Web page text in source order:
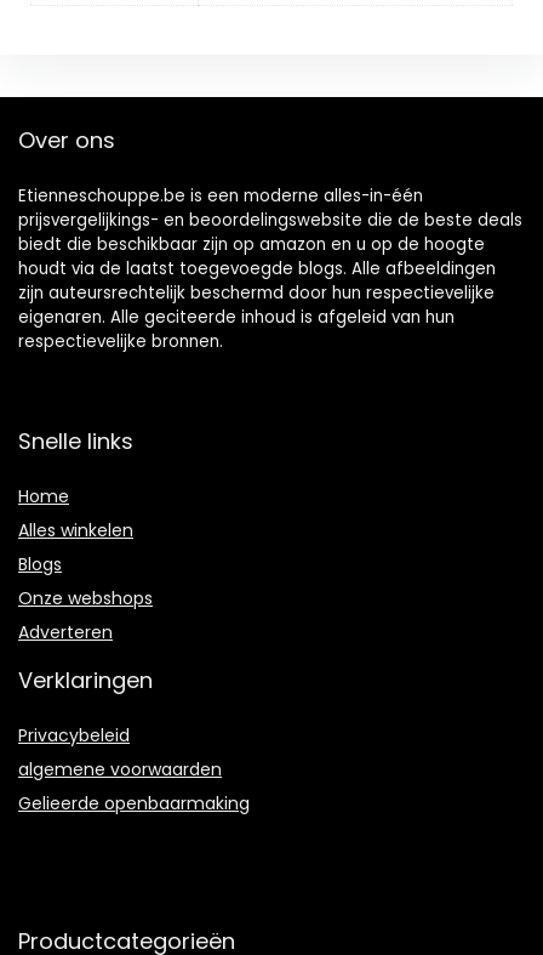
Over ons
Etienneschouppe.be is een moderne alles-in-één
prijsvergelijkings- en beoordelingswebsite die de beste deals
biedt die beschikbaar zijn op amazon en u op de hoogte
houdt via de laatst toegevoegde blogs. Alle afbeeldingen
zijn auteursrechtelijk beschermd door hun respectievelijke
eigenaren. Alle geciteerde inhoud is afgeleid van hun
respectievelijke bronnen.
Snelle links
Home
Alles winkelen
Blogs
Onze webshops
Adverteren
Verklaringen
Privacybeleid
algemene voorwaarden
Gelieerde openbaarmaking
Productcategorieën